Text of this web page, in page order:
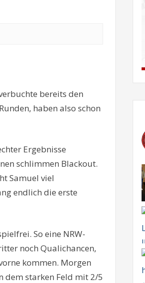
bereits den
haben also schon
Ergebnisse
schlimmen Blackout.
Samuel viel
endlich die erste
So eine NRW-
noch Qualichancen,
kommen. Morgen
dem starken Feld mit 2/5